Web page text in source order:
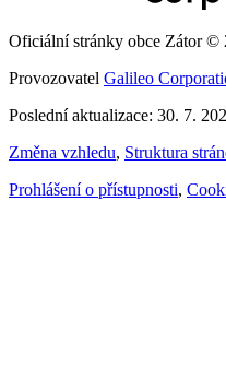
Oficiální stránky obce Zátor ©
Provozovatel Galileo
Poslední aktualizace: 30. 7.
Změna vzhledu, Struktura
Prohlášení o přístupnosti,